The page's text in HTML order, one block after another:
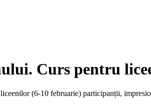
Curs pentru
liceenilor (6-10 februarie) participanții,